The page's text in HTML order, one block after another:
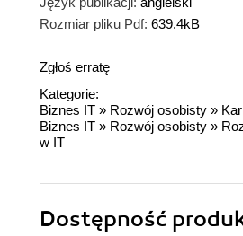
Rozmiar pliku Pdf: 639.4kB
Zgłoś erratę
Kategorie:
Biznes IT » Rozwój osobisty »
Biznes IT » Rozwój osobisty »
w IT
Dostępność